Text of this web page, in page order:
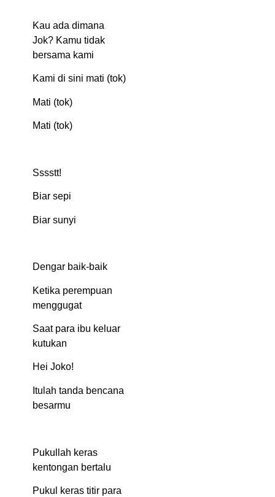
Kau ada dimana
Jok? Kamu tidak
bersama kami
Kami di sini mati (tok)
Mati (tok)
Mati (tok)
Sssstt!
Biar sepi
Biar sunyi
Dengar baik-baik
Ketika perempuan
menggugat
Saat para ibu keluar
kutukan
Hei Joko!
Itulah tanda bencana
besarmu
Pukullah keras
kentongan bertalu
Pukul keras titir para